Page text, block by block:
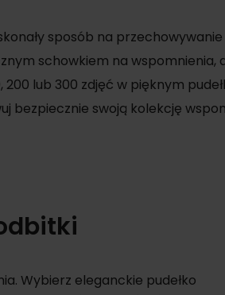
sposób na
schowkiem na wspomnienia,
lub 300 zdjęć w pięknym
bezpiecznie swoją kolekcję
Wybierz eleganckie pudełko